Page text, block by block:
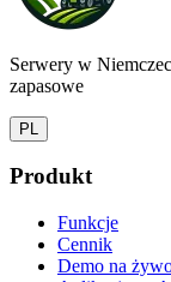
Serwery w
zapasowe
PL
Produkt
Funkcje
Cennik
Demo na